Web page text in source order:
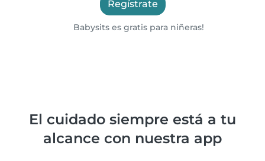
Regístrate
Babysits es gratis para niñeras!
El cuidado siempre está a tu
alcance con nuestra app